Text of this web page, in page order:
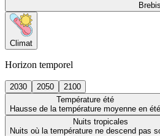
Climat
Horizon temporel
2030 2050
2100
Température été
Hausse de la température moyenne en été
Nuits tropicales
Nuits où la température ne descend pas